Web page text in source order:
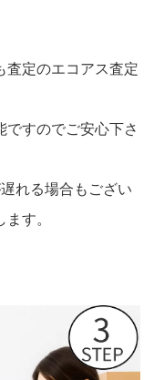
査定のエコアス査定
すのでご安心下さ
れる場合もござい
す。